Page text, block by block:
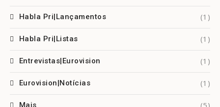
Habla Pri|Lançamentos (1)
Habla Pri|Listas (1)
Entrevistas|Eurovision (1)
Eurovision|Notícias (1)
Mais (5)